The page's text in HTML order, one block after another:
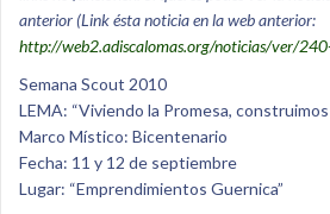
anterior (Link ésta noticia en la web anterior:
http://web2.adiscalomas.org/noticias/ver/
Semana Scout 2010
LEMA: “Viviendo la Promesa,
Marco Místico: Bicentenario
Fecha: 11 y 12 de septiembre
Lugar: “Emprendimientos Guernica”